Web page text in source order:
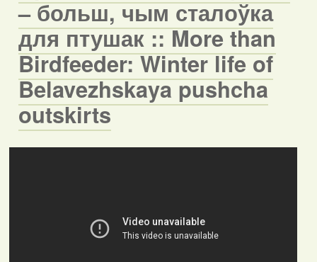
– больш, чым сталоўка
для птушак :: More than
Birdfeeder: Winter life of
Belavezhskaya pushcha
outskirts